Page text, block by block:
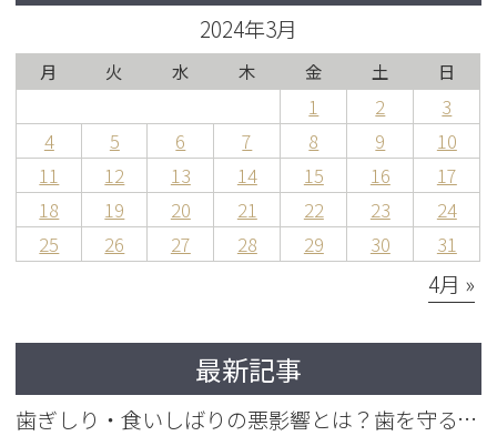
2024年3月
月 火 水 木 金 土 日
1 2
3
4
5 6 7 8 9
10
11
12 13 14 15 16
17
18
19 20 21 22 23
24
25
26 27 28 29 30 31
4月 »
最新記事
歯ぎしり・食いしばりの悪影響とは？歯を守るマウスピースの役割